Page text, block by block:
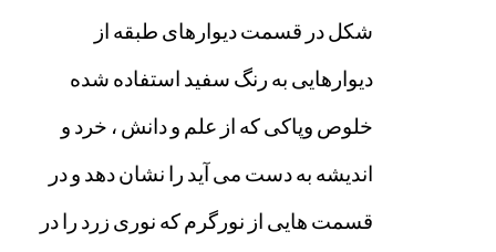
شکلدر قسمتدیوارهایطبقهاز
دیوارهاییبهرنگسفیداستفادهشده
خلوصوپاکیکهاز علمودانش، خردو
اندیشهبهدستمیآیدرانشاندهدودر
قسمتهاییاز نورگرمکهنوریزردرادر